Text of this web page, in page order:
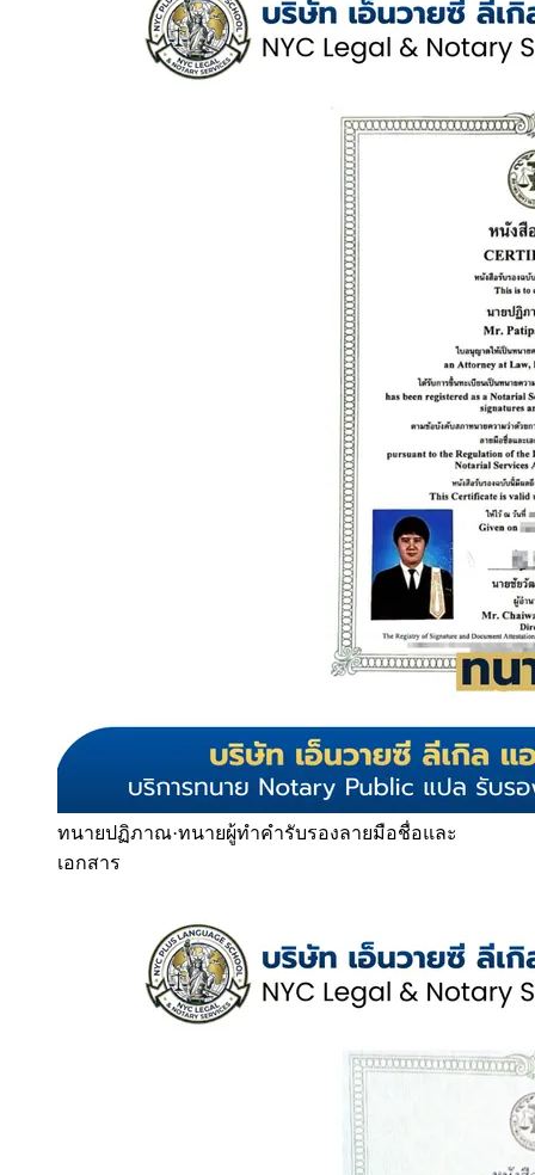
ทนายปฏิภาณ·ทนายผู้ทำคำรับรองลายมือชื่อและ
เอกสาร